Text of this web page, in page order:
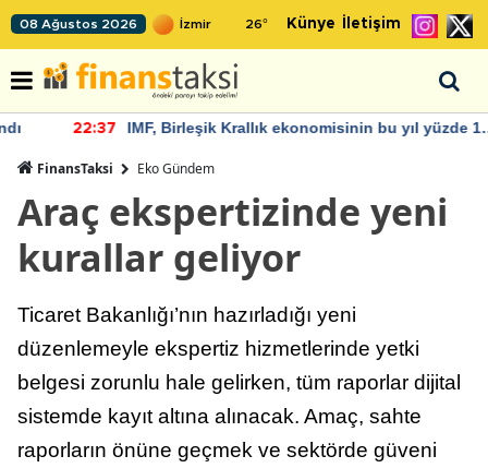
08 Ağustos 2026 26° Künye İletişim
22:37
IMF, Birleşik Krallık ekonomisinin bu yıl yüzde 1
FinansTaksi Eko Gündem
Araç ekspertizinde yeni
kurallar geliyor
Ticaret Bakanlığı’nın hazırladığı yeni
düzenlemeyle ekspertiz hizmetlerinde yetki
belgesi zorunlu hale gelirken, tüm raporlar dijital
sistemde kayıt altına alınacak. Amaç, sahte
raporların önüne geçmek ve sektörde güveni